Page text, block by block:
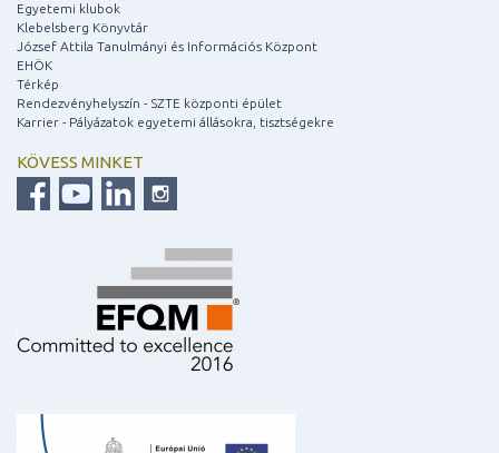
Egyetemi klubok
Klebelsberg Könyvtár
József Attila Tanulmányi és Információs Központ
EHÖK
Térkép
Rendezvényhelyszín - SZTE központi épület
Karrier - Pályázatok egyetemi állásokra, tisztségekre
KÖVESS MINKET